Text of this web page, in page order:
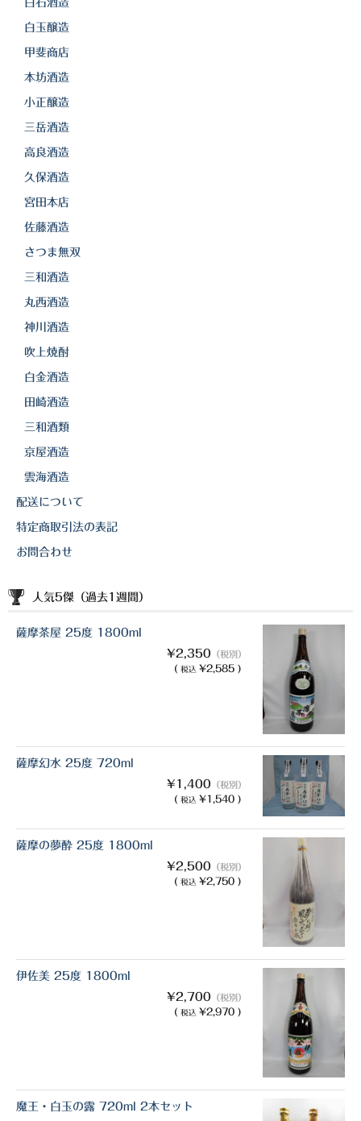
田崎酒造
三和酒類
京屋酒造
配送について
特定商取引法の表記
白玉醸造
甲斐商店
本坊酒造
小正醸造
三岳酒造
高良酒造
久保酒造
宮田本店
佐藤酒造
さつま無双
三和酒造
丸西酒造
神川酒造
吹上焼酎
白金酒造
田崎酒造
三和酒類
京屋酒造
雲海酒造
配送について
特定商取引法の表記
お問合わせ
人気5傑（過去1週間）
薩摩茶屋 25度 1800ml
¥2,350 （税別）
( 税込 ¥2,585 )
薩摩幻水 25度 720ml
¥1,400 （税別）
( 税込 ¥1,540 )
薩摩の夢酔 25度 1800ml
¥2,500 （税別）
( 税込 ¥2,750 )
伊佐美 25度 1800ml
¥2,700 （税別）
( 税込 ¥2,970 )
魔王・白玉の露 720ml 2本セット